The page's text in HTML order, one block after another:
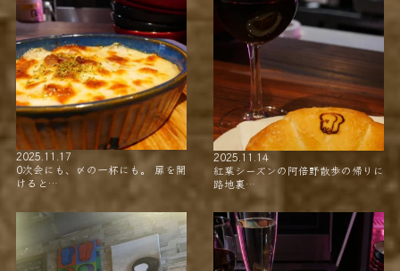
2025.11.17
0次会にも、〆の一杯にも。 扉を開
けると…
2025.11.14
紅葉シーズンの阿倍野散歩の帰りに
路地裏…